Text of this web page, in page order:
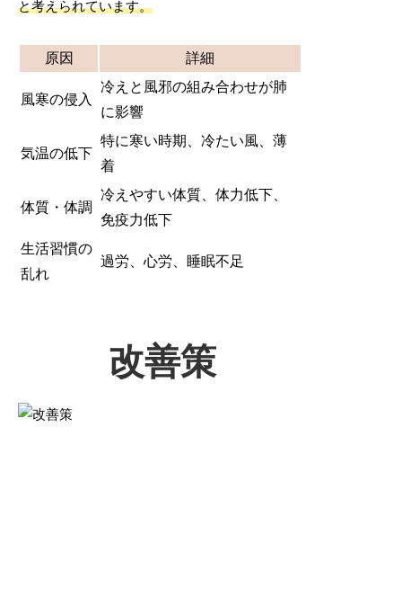
と考えられています。
原因 詳細
風寒の侵入
冷えと風邪の組み合わせが肺
に影響
気温の低下
特に寒い時期、冷たい風、薄
着
体質・体調
冷えやすい体質、体力低下、
免疫力低下
生活習慣の
乱れ
過労、心労、睡眠不足
改善策